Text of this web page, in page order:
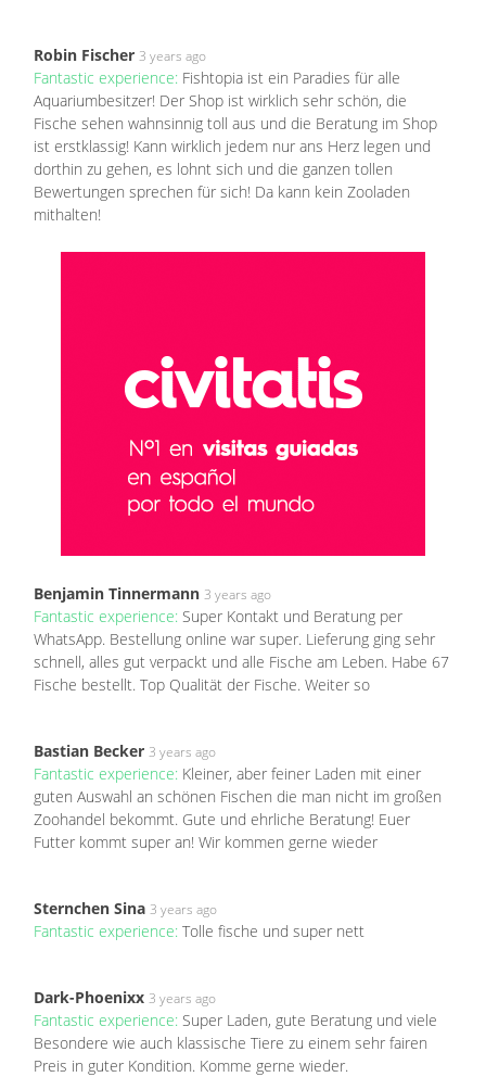
Robin Fischer 3 years ago
Fantastic experience: Fishtopia ist ein Paradies für alle
Aquariumbesitzer! Der Shop ist wirklich sehr schön, die
Fische sehen wahnsinnig toll aus und die Beratung im Shop
ist erstklassig! Kann wirklich jedem nur ans Herz legen und
dorthin zu gehen, es lohnt sich und die ganzen tollen
Bewertungen sprechen für sich! Da kann kein Zooladen
mithalten!
Benjamin Tinnermann 3 years ago
Fantastic experience: Super Kontakt und Beratung per
WhatsApp. Bestellung online war super. Lieferung ging sehr
schnell, alles gut verpackt und alle Fische am Leben. Habe 67
Fische bestellt. Top Qualität der Fische. Weiter so
Bastian Becker 3 years ago
Fantastic experience: Kleiner, aber feiner Laden mit einer
guten Auswahl an schönen Fischen die man nicht im großen
Zoohandel bekommt. Gute und ehrliche Beratung! Euer
Futter kommt super an! Wir kommen gerne wieder
Sternchen Sina 3 years ago
Fantastic experience: Tolle fische und super nett
Dark-Phoenixx 3 years ago
Fantastic experience: Super Laden, gute Beratung und viele
Besondere wie auch klassische Tiere zu einem sehr fairen
Preis in guter Kondition. Komme gerne wieder.